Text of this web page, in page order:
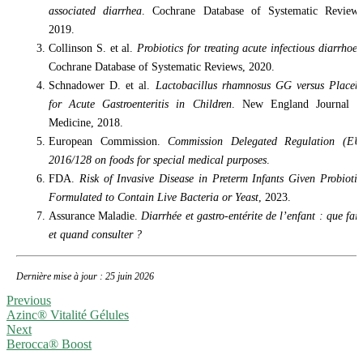
associated diarrhea . Cochrane Database of Systematic
2019.
Collinson S. et al. Probiotics for treating acute infectious diarrhoea
Cochrane Database of Systematic Reviews, 2020.
Schnadower D. et al. Lactobacillus rhamnosus GG versus
for Acute Gastroenteritis in Children. New England Journal
Medicine, 2018.
European Commission.Commission Delegated Regulation
2016/128 on foods for special medical purposes
FDA. Risk of Invasive Disease in Preterm Infants Given
Formulated to Contain Live Bacteria or Yeast , 2023.
Assurance Maladie. Diarrhée et gastro-entérite de l’enfant : que
et quand consulter ?
Dernière mise à jour : 25 juin 2026
Previous
Azinc® Vitalité Gélules
Next
Berocca® Boost